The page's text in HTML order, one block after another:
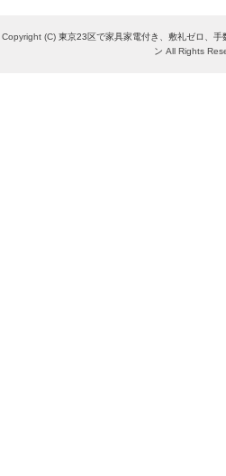
Copyright (C) 東京23区で家具家電付き、敷礼ゼロ、
ン All Rights